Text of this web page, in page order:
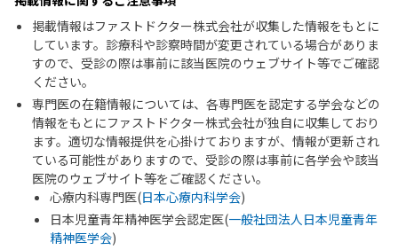
掲載情報はファストドクター株式会社が収集した情報をもとに
しています。診療科や診察時間が変更されている場合がありま
すので、受診の際は事前に該当医院のウェブサイト等でご確認
ください。
専門医の在籍情報については、各専門医を認定する学会などの
情報をもとにファストドクター株式会社が独自に収集しており
ます。適切な情報提供を心掛けておりますが、情報が更新され
ている可能性がありますので、受診の際は事前に各学会や該当
医院のウェブサイト等をご確認ください。
心療内科専門医(日本心療内科学会)
日本児童青年精神医学会認定医(一般社団法人日本児童青年
精神医学会)